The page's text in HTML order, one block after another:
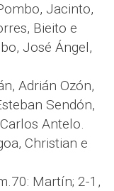
Jacinto,
Bieito e
José Ángel,
Adrián Ozón,
Sendón,
Antelo.
Christian e
Martín; 2-1,